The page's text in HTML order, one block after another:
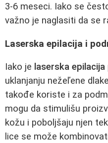
3-6 meseci. Iako se
važno je naglasiti da se
Laserska epilacija i
Iako je laserska epilacija
uklanjanju nežeľene
takođe koriste i za
mogu da stimulišu
kožu i poboljšaju njen
lice se može